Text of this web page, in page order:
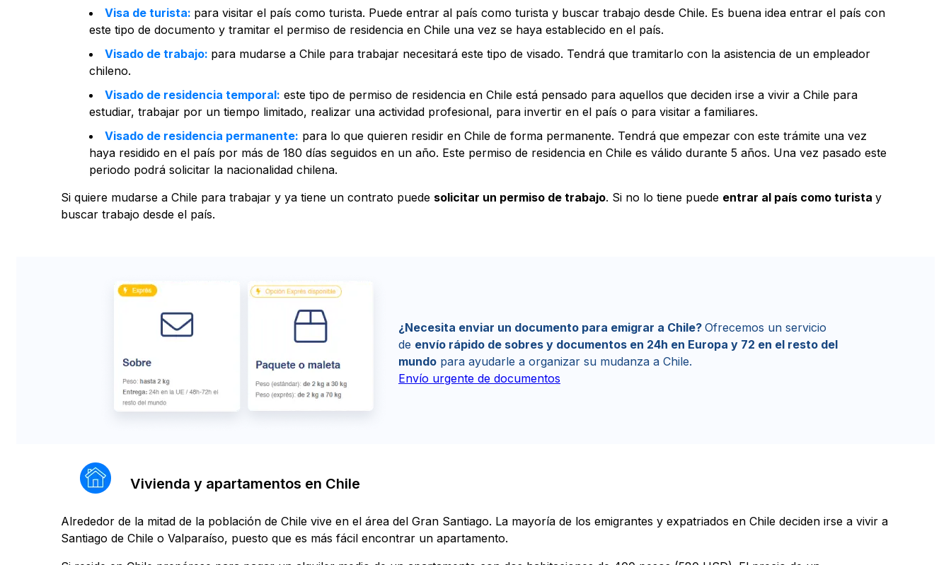
Visa de turista: para visitar el país como turista. Puede entrar al país como turista y buscar trabajo desde Chile. Es buena idea entrar el país con
este tipo de documento y tramitar el permiso de residencia en Chile una vez se haya establecido en el país.
Visado de trabajo: para mudarse a Chile para trabajar necesitará este tipo de visado. Tendrá que tramitarlo con la asistencia de un empleador
chileno.
Visado de residencia temporal: este tipo de permiso de residencia en Chile está pensado para aquellos que deciden irse a vivir a Chile para
estudiar, trabajar por un tiempo limitado, realizar una actividad profesional, para invertir en el país o para visitar a familiares.
Visado de residencia permanente: para lo que quieren residir en Chile de forma permanente. Tendrá que empezar con este trámite una vez
haya residido en el país por más de 180 días seguidos en un año. Este permiso de residencia en Chile es válido durante 5 años. Una vez pasado este
periodo podrá solicitar la nacionalidad chilena.
Si quiere mudarse a Chile para trabajar y ya tiene un contrato puede solicitar un permiso de trabajo. Si no lo tiene puede entrar al país como turista y
buscar trabajo desde el país.
¿Necesita enviar un documento para emigrar a Chile? Ofrecemos un servicio
de envío rápido de sobres y documentos en 24h en Europa y 72 en el resto del
mundo para ayudarle a organizar su mudanza a Chile.
Envío urgente de documentos
Vivienda y apartamentos en Chile
Alrededor de la mitad de la población de Chile vive en el área del Gran Santiago. La mayoría de los emigrantes y expatriados en Chile deciden irse a vivir a
Santiago de Chile o Valparaíso, puesto que es más fácil encontrar un apartamento.